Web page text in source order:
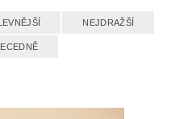
NEJDRAŽŠÍ